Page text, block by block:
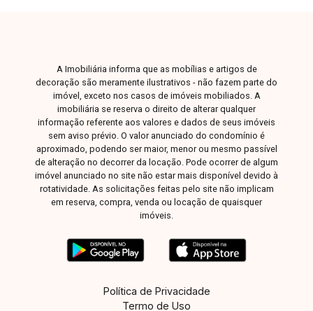
A Imobiliária informa que as mobílias e artigos de
decoração são meramente ilustrativos - não fazem parte do
imóvel, exceto nos casos de imóveis mobiliados. A
imobiliária se reserva o direito de alterar qualquer
informação referente aos valores e dados de seus imóveis
sem aviso prévio. O valor anunciado do condomínio é
aproximado, podendo ser maior, menor ou mesmo passível
de alteração no decorrer da locação. Pode ocorrer de algum
imóvel anunciado no site não estar mais disponível devido à
rotatividade. As solicitações feitas pelo site não implicam
em reserva, compra, venda ou locação de quaisquer
imóveis.
Política de Privacidade
Termo de Uso